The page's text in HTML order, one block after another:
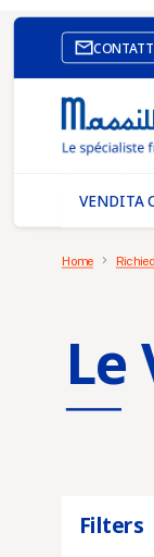
SITO WEB
I NOSTRI
MASSILLY
VENDITA
Home
Le
Filters